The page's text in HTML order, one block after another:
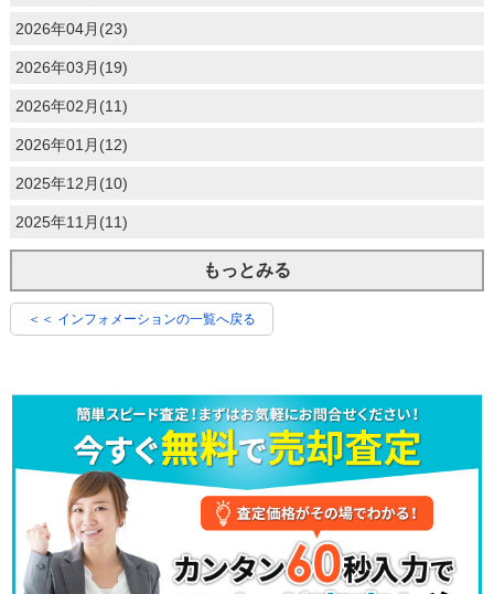
2026年04月(23)
2026年03月(19)
2026年02月(11)
2026年01月(12)
2025年12月(10)
2025年11月(11)
もっとみる
＜＜ インフォメーションの一覧へ戻る